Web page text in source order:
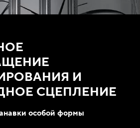
И
СЦЕПЛЕНИЕ
особой формы